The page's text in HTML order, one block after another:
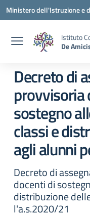
Vai ai contenuti
Vai al menu di navigazione
Vai al footer
Ministero dell'Istruzione e
Istituto
De
Decreto di
provvisoria
sostegno
classi e
agli alunni
Decreto di
docenti di
distribuzione
l'a.s.2020/21